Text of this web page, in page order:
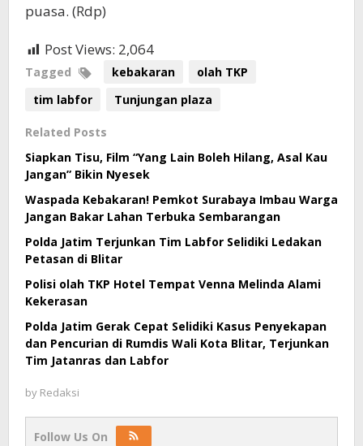
puasa. (Rdp)
Post Views: 2,064
Tagged kebakaran
olah TKP
tim labfor
Tunjungan plaza
Related Posts
Siapkan Tisu, Film “Yang Lain Boleh Hilang, Asal Kau
Jangan” Bikin Nyesek
Waspada Kebakaran! Pemkot Surabaya Imbau Warga
Jangan Bakar Lahan Terbuka Sembarangan
Polda Jatim Terjunkan Tim Labfor Selidiki Ledakan
Petasan di Blitar
Polisi olah TKP Hotel Tempat Venna Melinda Alami
Kekerasan
Polda Jatim Gerak Cepat Selidiki Kasus Penyekapan
dan Pencurian di Rumdis Wali Kota Blitar, Terjunkan
Tim Jatanras dan Labfor
by Redaksi
Follow Us On